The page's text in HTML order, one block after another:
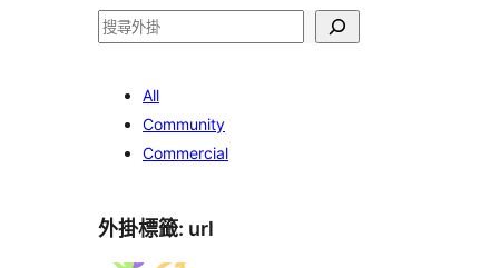
搜
All
Community
Commercial
外掛標籤: url